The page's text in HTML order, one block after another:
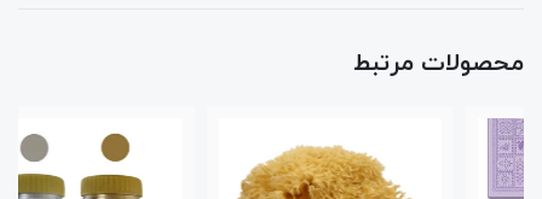
محصولات مرتبط